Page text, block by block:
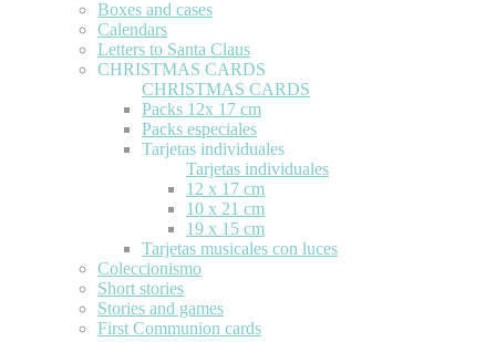
Boxes and cases
Calendars
Letters to Santa Claus
CHRISTMAS CARDS
CHRISTMAS CARDS
Packs 12x 17 cm
Packs especiales
Tarjetas individuales
Tarjetas individuales
12 x 17 cm
10 x 21 cm
19 x 15 cm
Tarjetas musicales con luces
Coleccionismo
Short stories
Stories and games
First Communion cards